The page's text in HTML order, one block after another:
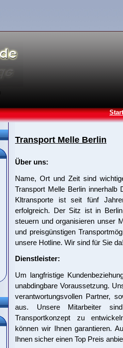
Transport Melle Berlin
Über uns:
Name, Ort und Zeit sind
Transport Melle Berlin innerhalb
Kltransporte ist seit fünf
erfolgreich. Der Sitz ist in
steuern und organisieren unser
und preisgünstigen
unsere Hotline. Wir sind für Sie
Dienstleister:
Um langfristige
unabdingbare Voraussetzung.
verantwortungsvollen Partner,
aus. Unsere Mitarbeiter
Transportkonzept zu
können wir Ihnen garantieren.
Ihnen sicher einen Top Preis